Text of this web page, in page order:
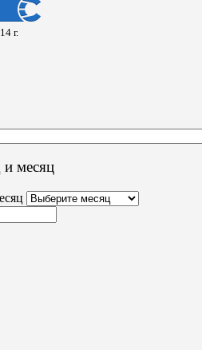
г.
месяц